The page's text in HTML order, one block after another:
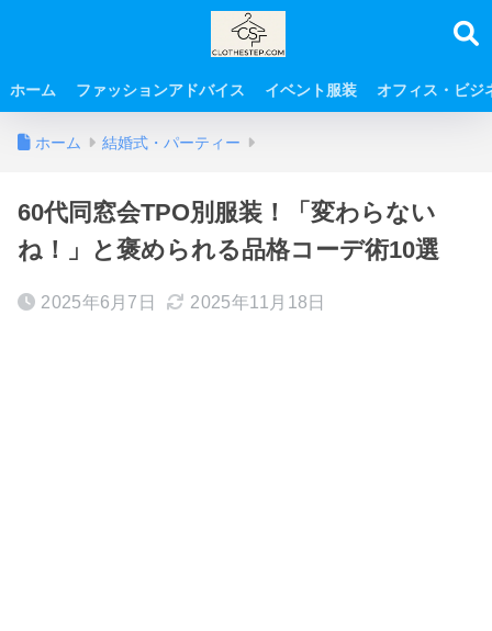
ホーム ファッションアドバイス イベント服装 オフィス・ビジ
ホーム 結婚式・パーティー
60代同窓会TPO別服装！「変わらない
ね！」と褒められる品格コーデ術10選
2025年6月7日 2025年11月18日